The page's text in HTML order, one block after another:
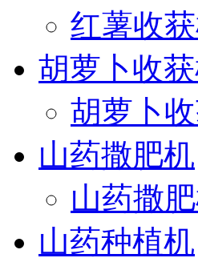
红薯收
胡萝卜收
胡萝卜
山药撒肥机
山药撒
山药种植机